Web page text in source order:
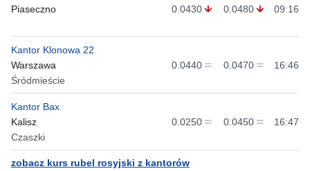
Piaseczno
0.0430 0.0480 09:16
Kantor Klonowa 22
Warszawa
Śródmieście
0.0440 0.0470 16:46
Kantor Bax
Kalisz
Czaszki
0.0250 0.0450 16:47
zobacz kurs rubel rosyjski z kantorów